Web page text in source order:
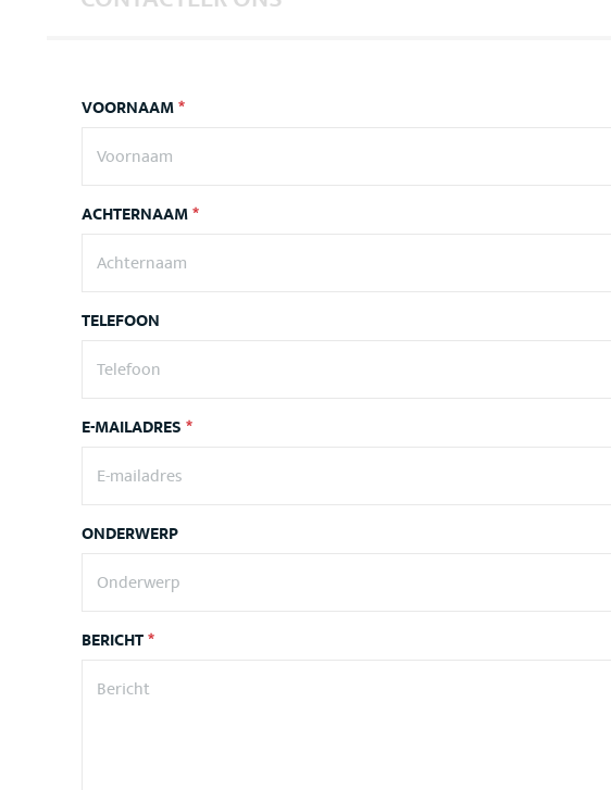
VOORNAAM*
ACHTERNAAM*
TELEFOON
E-MAILADRES*
ONDERWERP
BERICHT*